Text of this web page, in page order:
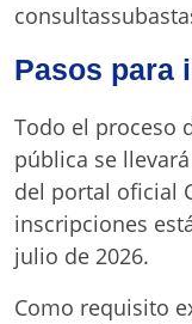
Pasos para
Todo el proceso
pública se
del portal oficial
inscripciones
julio de 2026.
Como requisito